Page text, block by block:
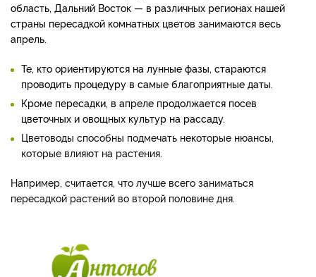
область, Дальний Восток — в различных регионах нашей
страны пересадкой комнатных цветов занимаются весь
апрель.
Те, кто ориентируются на лунные фазы, стараются
проводить процедуру в самые благоприятные даты.
Кроме пересадки, в апреле продолжается посев
цветочных и овощных культур на рассаду.
Цветоводы способны подмечать некоторые нюансы,
которые влияют на растения.
Например, считается, что лучше всего заниматься
пересадкой растений во второй половине дня.